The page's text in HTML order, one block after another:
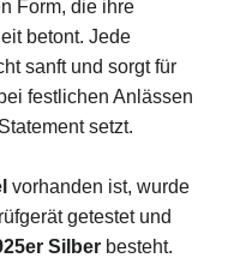
Form, die ihre
betont. Jede
sanft und sorgt für
festlichen Anlässen
setzt.
vorhanden ist, wurde
getestet und
Silber besteht.